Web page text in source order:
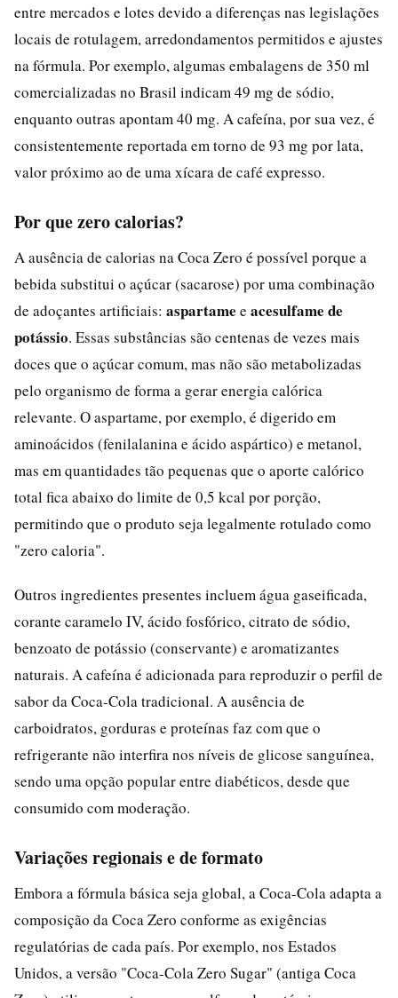
entre mercados e lotes devido a diferenças nas legislações
locais de rotulagem, arredondamentos permitidos e ajustes
na fórmula. Por exemplo, algumas embalagens de 350 ml
comercializadas no Brasil indicam 49 mg de sódio,
enquanto outras apontam 40 mg. A cafeína, por sua vez, é
consistentemente reportada em torno de 93 mg por lata,
valor próximo ao de uma xícara de café expresso.
Por que zero calorias?
A ausência de calorias na Coca Zero é possível porque a
bebida substitui o açúcar (sacarose) por uma combinação
de adoçantes artificiais: aspartame e acesulfame de
potássio. Essas substâncias são centenas de vezes mais
doces que o açúcar comum, mas não são metabolizadas
pelo organismo de forma a gerar energia calórica
relevante. O aspartame, por exemplo, é digerido em
aminoácidos (fenilalanina e ácido aspártico) e metanol,
mas em quantidades tão pequenas que o aporte calórico
total fica abaixo do limite de 0,5 kcal por porção,
permitindo que o produto seja legalmente rotulado como
"zero caloria".
Outros ingredientes presentes incluem água gaseificada,
corante caramelo IV, ácido fosfórico, citrato de sódio,
benzoato de potássio (conservante) e aromatizantes
naturais. A cafeína é adicionada para reproduzir o perfil de
sabor da Coca-Cola tradicional. A ausência de
carboidratos, gorduras e proteínas faz com que o
refrigerante não interfira nos níveis de glicose sanguínea,
sendo uma opção popular entre diabéticos, desde que
consumido com moderação.
Variações regionais e de formato
Embora a fórmula básica seja global, a Coca-Cola adapta a
composição da Coca Zero conforme as exigências
regulatórias de cada país. Por exemplo, nos Estados
Unidos, a versão "Coca-Cola Zero Sugar" (antiga Coca